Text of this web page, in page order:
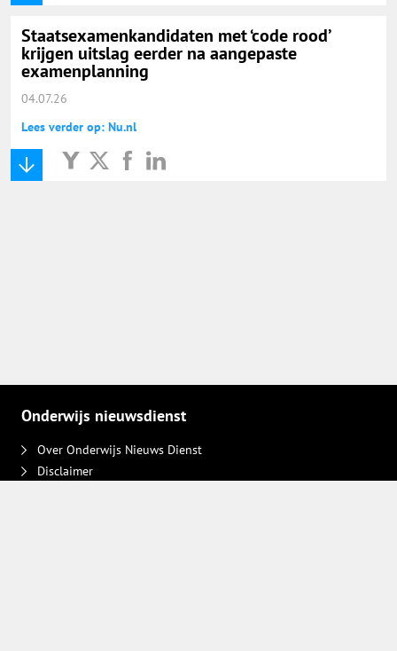
Staatsexamenkandidaten met ‘code rood’
krijgen uitslag eerder na aangepaste
examenplanning
04.07.26
Lees verder op: Nu.nl
Onderwijs nieuwsdienst
Over Onderwijs Nieuws Dienst
Disclaimer